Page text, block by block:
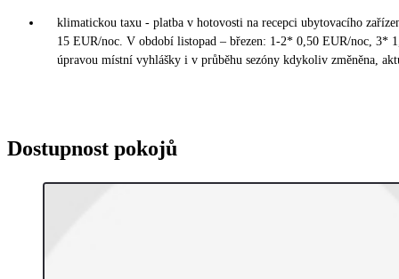
klimatickou taxu - platba v hotovosti na recepci ubytovacího
15 EUR/noc. V období listopad – březen: 1-2* 0,50 EUR/noc, 3*
úpravou místní vyhlášky i v průběhu sezóny kdykoliv změněna,
Dostupnost pokojů